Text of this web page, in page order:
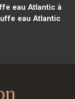
eau Atlantic à
eau Atlantic